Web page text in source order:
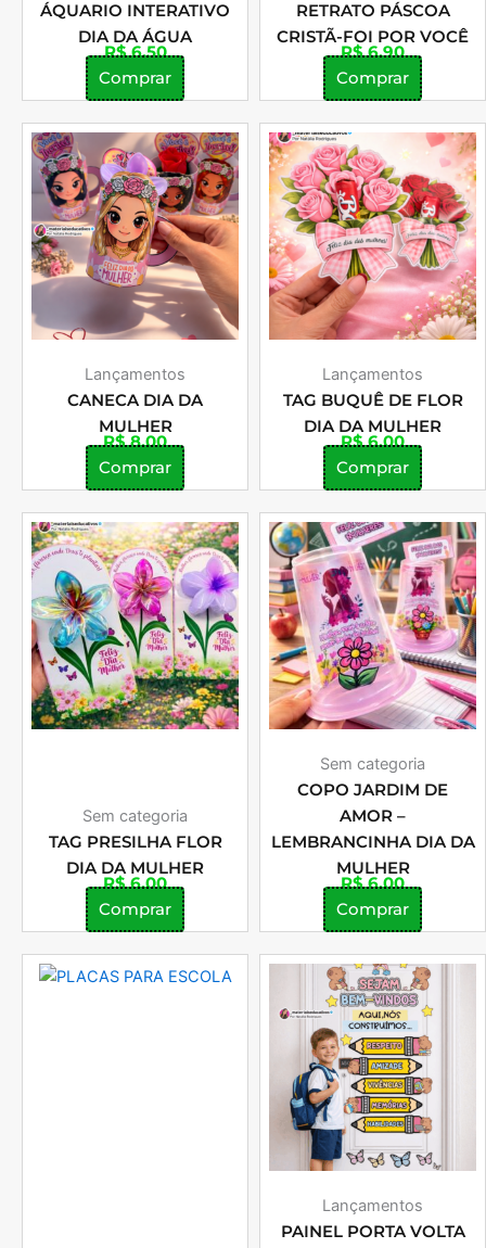
ÁQUARIO INTERATIVO
DIA DA ÁGUA
R$6,50
Comprar
RETRATO PÁSCOA
CRISTÃ-FOI POR VOCÊ
R$6,90
Comprar
Lançamentos
CANECA DIA DA
MULHER
R$8,00
Comprar
Lançamentos
TAG BUQUÊ DE FLOR
DIA DA MULHER
R$6,00
Comprar
Sem categoria
TAG PRESILHA FLOR
DIA DA MULHER
R$6,00
Comprar
Sem categoria
COPO JARDIM DE
AMOR –
LEMBRANCINHA DIA DA
MULHER
R$6,00
Comprar
Lançamentos
PAINEL PORTA VOLTA